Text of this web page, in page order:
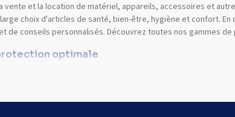
et la location de matériel, appareils, accessoires et
choix d'articles de santé, bien-être, hygiène et confort.
de conseils personnalisés. Découvrez toutes nos gammes de
optimale